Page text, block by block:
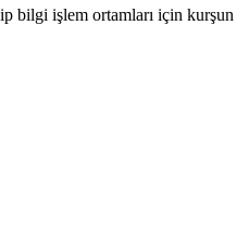
bilgi işlem ortamları için kurşun